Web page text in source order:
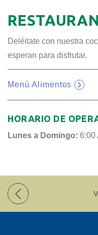
Deléitate con nuestra
esperan para disfrutar.
Menú Alimentos
Opens in a new tab.
HORARIO DE
Lunes a Domingo: 6:00